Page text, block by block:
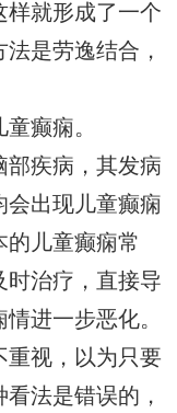
样就形成了一个
是劳逸结合，
癫痫。
部疾病，其发病
会出现儿童癫痫
的儿童癫痫常
时治疗，直接导
进一步恶化。
重视，以为只要
法是错误的，